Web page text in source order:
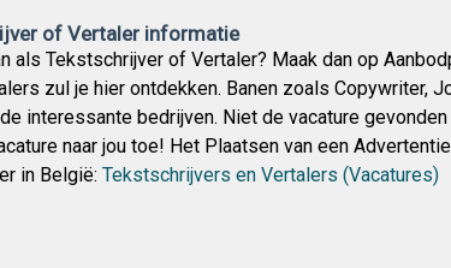
of Vertaler informatie
als Tekstschrijver of Vertaler? Maak dan op
zul je hier ontdekken. Banen zoals Copywriter,
interessante bedrijven. Niet de vacature
naar jou toe! Het Plaatsen van een
in België: Tekstschrijvers en Vertalers (Vacatures)